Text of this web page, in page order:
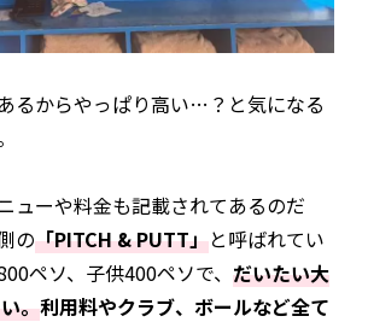
るからやっぱり高い…？と気になる
ューや料金も記載されてあるのだ
の「PITCH & PUTT」と呼ばれてい
ペソ、子供400ペソで、 だいたい大
。利用料やクラブ、ボールなど全て